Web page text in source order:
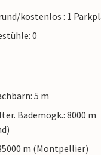
kostenlos : 1
0
5 m
Bademögk.: 8000 m
m (Montpellier)